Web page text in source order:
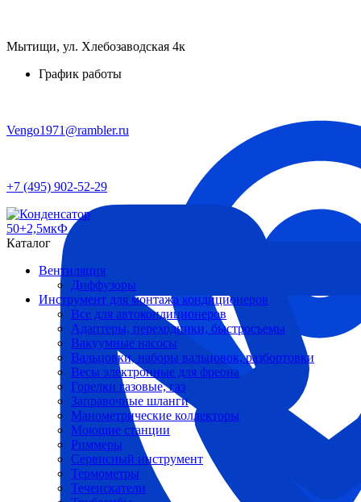
Мытищи, ул. Хлебозаводская 4к
График работы
Vengo1971@rambler.ru
+7 (495) 902-52-29
Каталог
Вентиляция
Диффузоры
Инструмент для монтажа кондиционеров
Все для автокондиционеров
Адаптеры, переходники, быстросъемы
Вакуумные насосы
Вальцовки, наборы вальцовок, разбортовки
Весы электронные для фреона
Горелки газовые, газ
Заправочные шланги
Манометрические коллекторы
Моющие станции
Риммеры
Сервисный инструмент
Термометры
Течеискатели